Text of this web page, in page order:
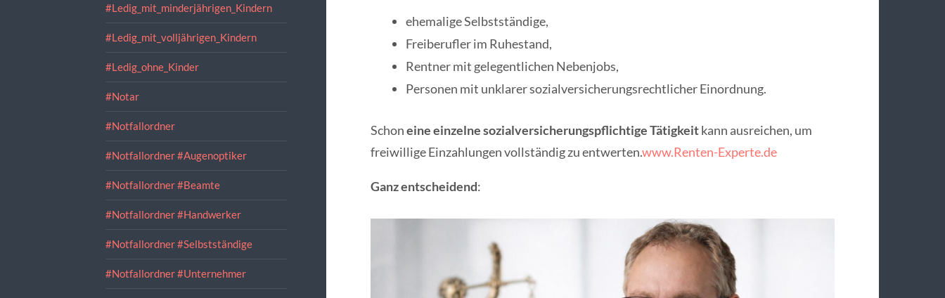
#Ledig_mit_minderjährigen_Kindern
#Ledig_mit_volljährigen_Kindern
#Ledig_ohne_Kinder
#Notar
#Notfallordner
#Notfallordner #Augenoptiker
#Notfallordner #Beamte
#Notfallordner #Handwerker
#Notfallordner #Selbstständige
#Notfallordner #Unternehmer
ehemalige Selbstständige,
Freiberufler im Ruhestand,
Rentner mit gelegentlichen Nebenjobs,
Personen mit unklarer sozialversicherungsrechtlicher Einordnung.
Schoneine einzelne sozialversicherungspflichtige Tätigkeitkann ausreichen, um
freiwillige Einzahlungen vollständig zu entwerten.www.Renten-Experte.de
Ganz entscheidend: